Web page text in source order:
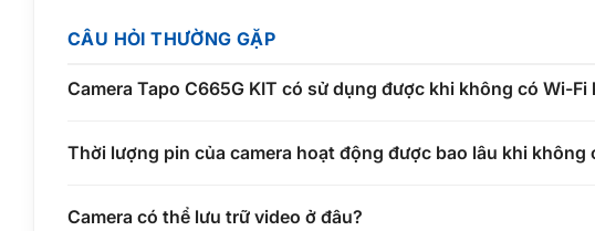
CÂU HỎI THƯỜNG GẶP
Camera Tapo C665G KIT có sử dụng được khi không có Wi-Fi
Thời lượng pin của camera hoạt động được bao lâu khi không
Camera có thể lưu trữ video ở đâu?